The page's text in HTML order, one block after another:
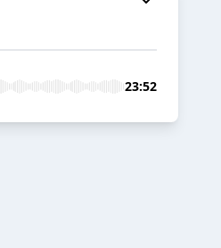
23:52